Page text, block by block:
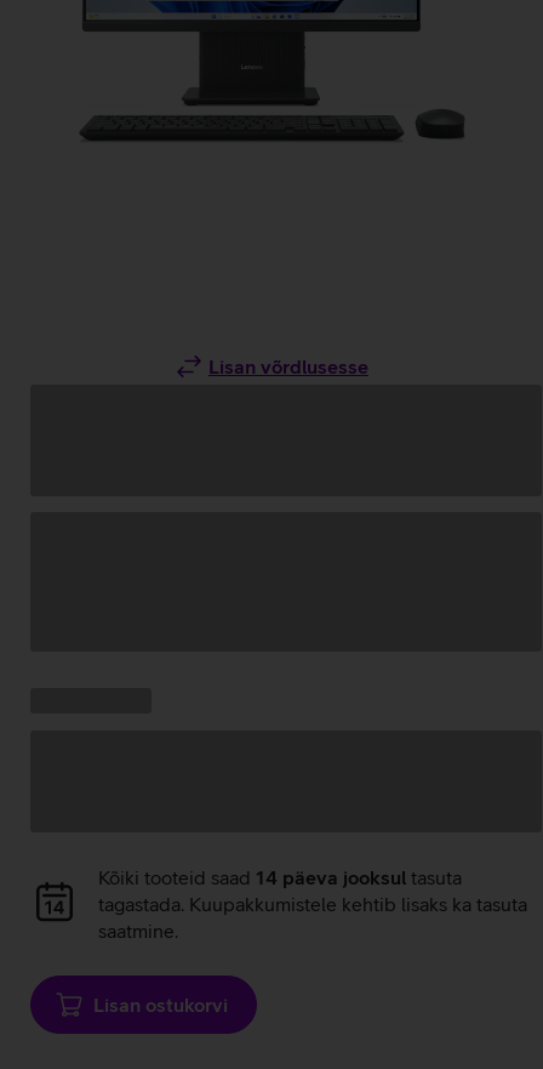
Lisan võrdlusesse
Andmete
laadimine
Kõiki tooteid saad 14 päeva jooksul tasuta
tagastada. Kuupakkumistele kehtib lisaks ka tasuta
saatmine.
Lisan ostukorvi